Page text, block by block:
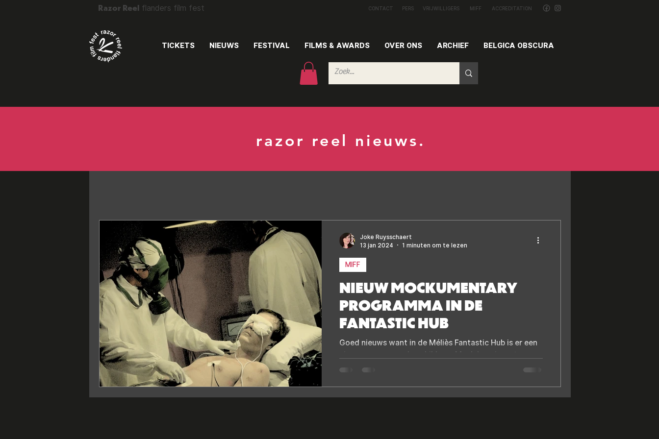
CONTACT PERS VRIJWILLIGERS MIFF ACCREDITATION
flanders film fest
Razor Reel
TICKETS NIEUWS FESTIVAL FILMS & AWARDS OVER ONS ARCHIEF BELGICA OBSCURA
razor reel nieuws.
NIEUW MOCKUMENTARY
PROGRAMMA IN DE
FANTASTIC HUB
Goed nieuws want in de Méliès Fantastic Hub is er een
nieuw programma beschikbaar. Maak kennis met
MIFF
Joke Ruysschaert
13 jan 2024
1 minuten om te lezen